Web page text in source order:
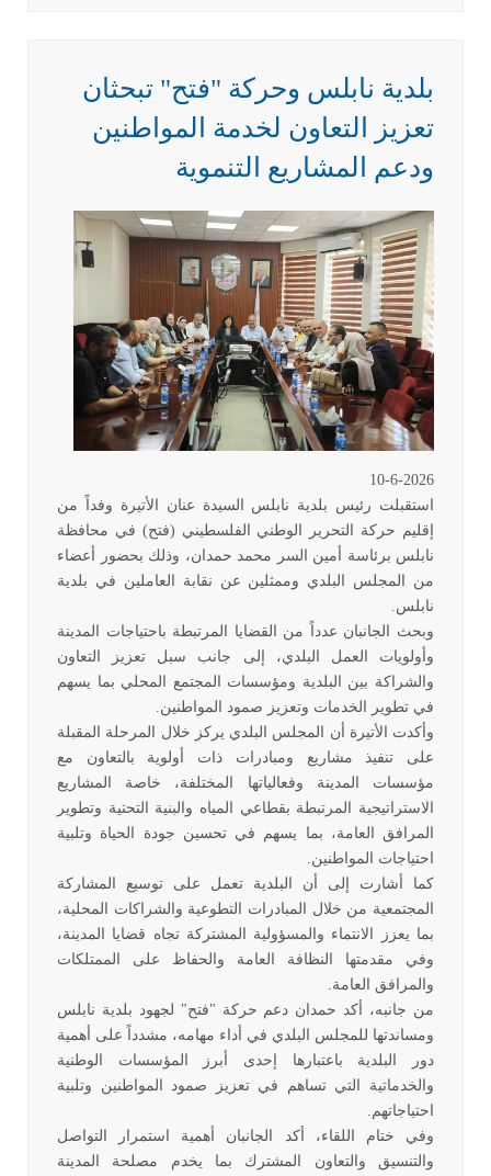
بلدية نابلس وحركة "فتح" تبحثان
تعزيز التعاون لخدمة المواطنين
ودعم المشاريع التنموية
10-6-2026
استقبلت رئيس بلدية نابلس السيدة عنان الأتيرة وفداً من
إقليم حركة التحرير الوطني الفلسطيني (فتح) في محافظة
نابلس برئاسة أمين السر محمد حمدان، وذلك بحضور أعضاء
من المجلس البلدي وممثلين عن نقابة العاملين في بلدية
نابلس
وبحث الجانبان عدداً من القضايا المرتبطة باحتياجات المدينة
وأولويات العمل البلدي، إلى جانب سبل تعزيز التعاون
والشراكة بين البلدية ومؤسسات المجتمع المحلي بما يسهم
في تطوير الخدمات وتعزيز صمود المواطنين
وأكدت الأتيرة أن المجلس البلدي يركز خلال المرحلة المقبلة
على تنفيذ مشاريع ومبادرات ذات أولوية بالتعاون مع
مؤسسات المدينة وفعالياتها المختلفة، خاصة المشاريع
الاستراتيجية المرتبطة بقطاعي المياه والبنية التحتية وتطوير
المرافق العامة، بما يسهم في تحسين جودة الحياة وتلبية
احتياجات المواطنين
كما أشارت إلى أن البلدية تعمل على توسيع المشاركة
المجتمعية من خلال المبادرات التطوعية والشراكات المحلية،
بما يعزز الانتماء والمسؤولية المشتركة تجاه قضايا المدينة،
وفي مقدمتها النظافة العامة والحفاظ على الممتلكات
والمرافق العامة
من جانبه، أكد حمدان دعم حركة "فتح" لجهود بلدية نابلس
ومساندتها للمجلس البلدي في أداء مهامه، مشدداً على أهمية
دور البلدية باعتبارها إحدى أبرز المؤسسات الوطنية
والخدماتية التي تساهم في تعزيز صمود المواطنين وتلبية
احتياجاتهم
وفي ختام اللقاء، أكد الجانبان أهمية استمرار التواصل
والتنسيق والتعاون المشترك بما يخدم مصلحة المدينة